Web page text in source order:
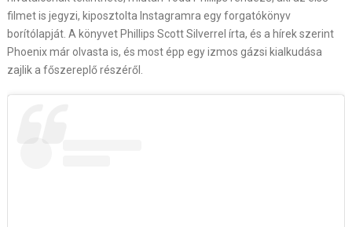
filmet is jegyzi, kiposztolta Instagramra egy forgatókönyv
borítólapját. A könyvet Phillips Scott Silverrel írta, és a hírek szerint
Phoenix már olvasta is, és most épp egy izmos gázsi kialkudása
zajlik a főszereplő részéről.